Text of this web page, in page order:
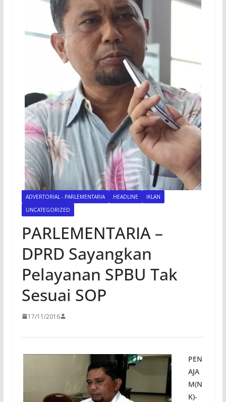
ADVERTORIAL - PARLEMENTARIA HEADLINE
IKLAN
UNCATEGORIZED
PARLEMENTARIA –
DPRD Sayangkan
Pelayanan SPBU Tak
Sesuai SOP
17/11/2016
PEN
AJA
M(N
K)-